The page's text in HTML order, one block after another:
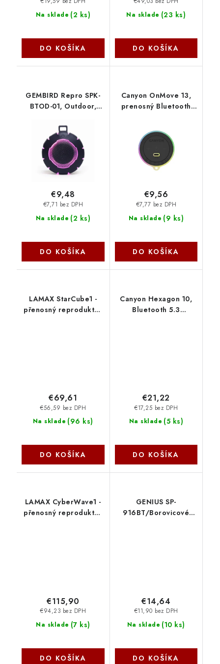
Na sklade (2 ks)
DO KOŠÍKA
Na sklade (23 ks)
DO KOŠÍKA
GEMBIRD Repro SPK-
BTOD-01, Outdoor,
LED podsvícení, černá
Gembird
Na sklade (2 ks)
€7,71 bez DPH
€9,48
DO KOŠÍKA
Canyon OnMove 13,
prenosný Bluetooth
kompatibilný, 5W,
600mAh, USB-C nab.,
čierny CNE-CBTSP13B
Na sklade (9 ks)
€7,77 bez DPH
€9,56
DO KOŠÍKA
LAMAX StarCube1 -
přenosný reproduktor
Na sklade (96 ks)
€56,59 bez DPH
€69,61
DO KOŠÍKA
Canyon Hexagon 10,
Bluetooth 5.3
Na sklade (5 ks)
€17,25 bez DPH
€21,22
DO KOŠÍKA
LAMAX CyberWave1 -
přenosný reproduktor
Na sklade (7 ks)
€94,23 bez DPH
€115,90
DO KOŠÍKA
GENIUS SP-
916BT/Borovicové
Na sklade (10 ks)
€11,90 bez DPH
€14,64
DO KOŠÍKA